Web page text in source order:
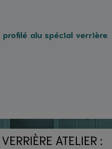
profilé alu spécial verrière
VERRIÈRE ATELIER :